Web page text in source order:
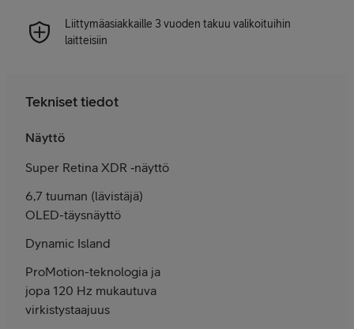
Liittymäasiakkaille 3 vuoden takuu valikoituihin
laitteisiin
Tekniset tiedot
Näyttö
Super Retina XDR ‑näyttö
6,7 tuuman (lävistäjä)
OLED-täys­näyttö
Dynamic Island
ProMotion-tekno­logia ja
jopa 120 Hz mukautuva
virkistys­taajuus